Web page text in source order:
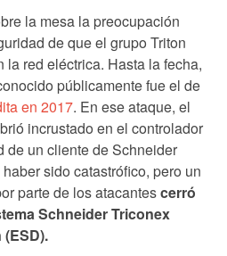
la mesa la preocupación
de que el grupo Triton
red eléctrica. Hasta la fecha,
públicamente fue el de
en 2017. En ese ataque, el
incrustado en el controlador
de un cliente de Schneider
sido catastrófico, pero un
parte de los atacantescerró
Schneider Triconex